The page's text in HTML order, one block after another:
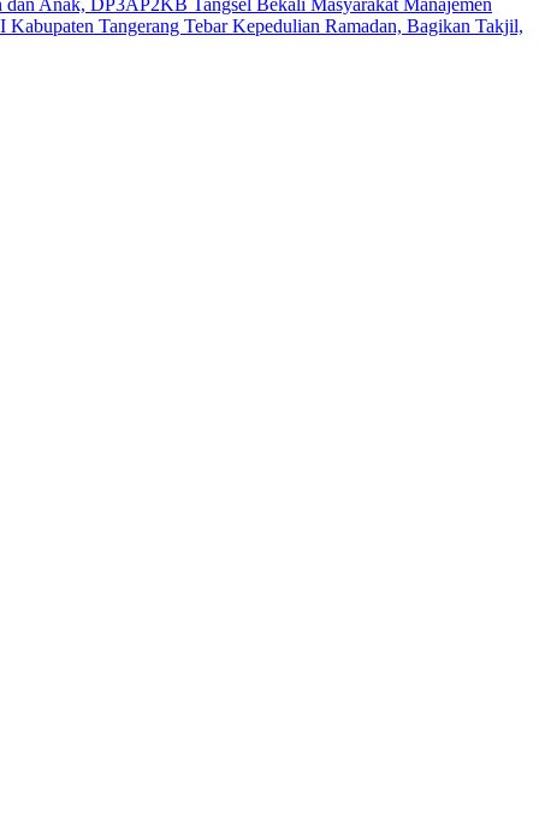
dan Anak, DP3AP2KB Tangsel Bekali Masyarakat Manajemen
Kabupaten Tangerang Tebar Kepedulian Ramadan, Bagikan Takjil,